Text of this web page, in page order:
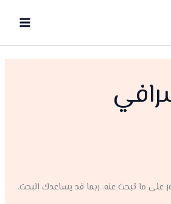
على ما تبحث عنه. ربما قد يساعدك البحث.